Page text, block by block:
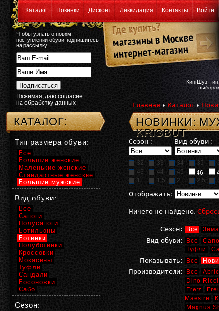
Каталог Новинки Дисконт Ликвидация Контакты Войти
Чтобы узнать о новом
поступлении обуви подпишитесь
на рассылку:
Нажимая, даю согласие
на обработку данных
КингШуз -
Главная Каталог
НОВИНКИ:
KRISBUT
Сезон : Вид обуви :
32 33 34 35
43
44 45 46
1
1,5 2 2,5
Отображать:
Ничего не найдено.
Сезон: Все Зима
Вид обуви: Все
Туфли
Показывать: Все
Производители: Все
Dino Ricci
Fretz
Maestre
Magnus
КАТАЛОГ:
Тип размера обуви:
Все
Большие женские
Маленькие женские
Стандартные женские
Большие мужские
Вид обуви:
Все
Сапоги
Полусапоги
Ботильоны
Ботинки
Полуботинки
Кроссовки
Мокасины
Туфли
Сандали
Босоножки
Сабо
Сезон: